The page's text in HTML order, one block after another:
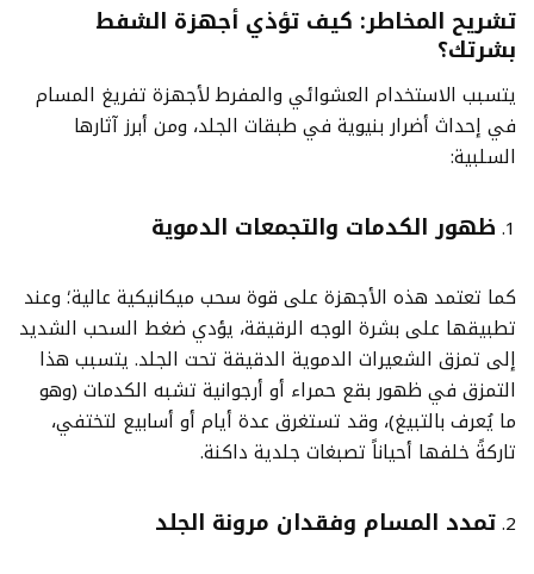
تشريح المخاطر: كيف تؤذي أجهزة الشفط
بشرتك؟
يتسبب الاستخدام العشوائي والمفرط لأجهزة تفريغ المسام
في إحداث أضرار بنيوية في طبقات الجلد، ومن أبرز آثارها
السلبية:
ظهور الكدمات والتجمعات الدموية
كما تعتمد هذه الأجهزة على قوة سحب ميكانيكية عالية؛ وعند
تطبيقها على بشرة الوجه الرقيقة، يؤدي ضغط السحب الشديد
إلى تمزق الشعيرات الدموية الدقيقة تحت الجلد. يتسبب هذا
التمزق في ظهور بقع حمراء أو أرجوانية تشبه الكدمات (وهو
ما يُعرف بالتبيغ)، وقد تستغرق عدة أيام أو أسابيع لتختفي،
تاركةً خلفها أحياناً تصبغات جلدية داكنة.
تمدد المسام وفقدان مرونة الجلد